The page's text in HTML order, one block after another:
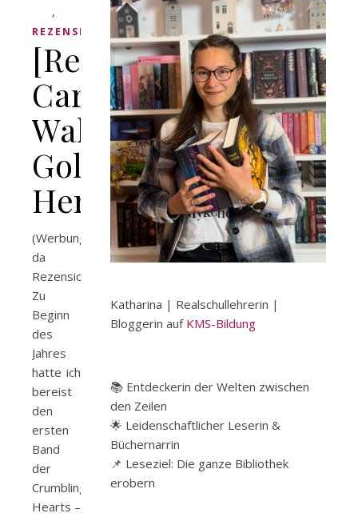
,
REZENSION
[Rezension]
Carolin
Wahl:
Golden
Heritage
(Werbung,
da
Rezensionsexemplar)
Zu
Beginn
des
Jahres
hatte ich
bereist
den
ersten
Band
der
Crumbling
Hearts –
Katharina | Realschullehrerin |
Bloggerin auf KMS-Bildung
📚 Entdeckerin der Welten zwischen
den Zeilen
🌟 Leidenschaftlicher Leserin &
Büchernarrin
📌 Leseziel: Die ganze Bibliothek
erobern